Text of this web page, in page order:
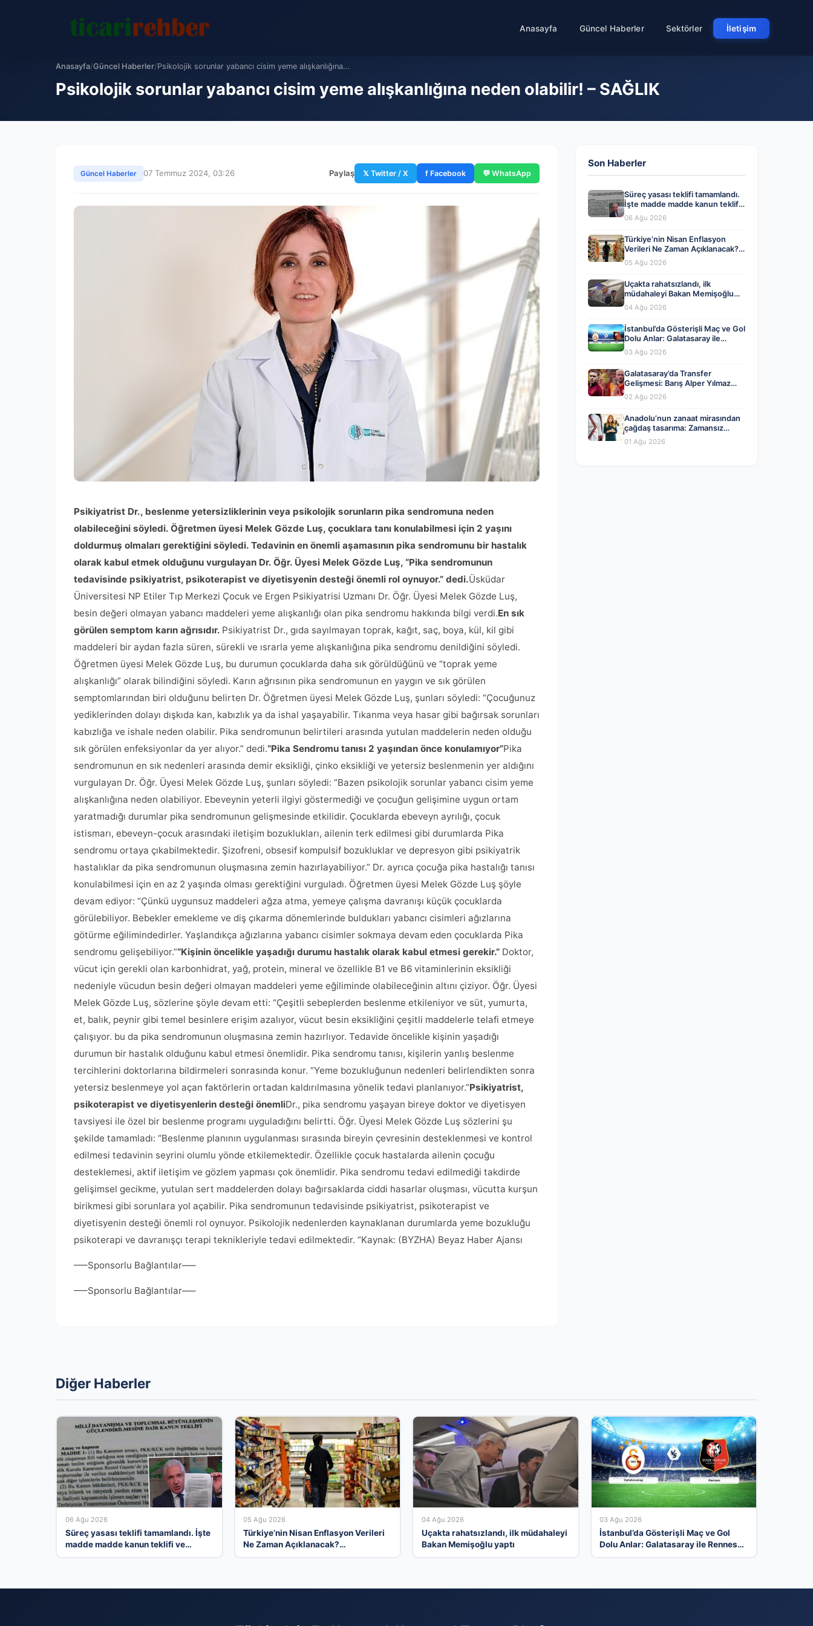
Anasayfa Güncel Haberler Sektörler İletişim
Anasayfa/Güncel Haberler/Psikolojik sorunlar yabancı cisim yeme alışkanlığına...
Psikolojik sorunlar yabancı cisim yeme alışkanlığına neden olabilir! – SAĞLIK
Güncel Haberler 07 Temmuz 2024, 03:26 Paylaş 𝕏 Twitter / X f Facebook 💬 WhatsApp
Psikiyatrist Dr., beslenme yetersizliklerinin veya psikolojik sorunların pika sendromuna neden
olabileceğini söyledi. Öğretmen üyesi Melek Gözde Luş, çocuklara tanı konulabilmesi için 2 yaşını
doldurmuş olmaları gerektiğini söyledi. Tedavinin en önemli aşamasının pika sendromunu bir hastalık
olarak kabul etmek olduğunu vurgulayan Dr. Öğr. Üyesi Melek Gözde Luş, “Pika sendromunun
tedavisinde psikiyatrist, psikoterapist ve diyetisyenin desteği önemli rol oynuyor.” dedi.Üsküdar
Üniversitesi NP Etiler Tıp Merkezi Çocuk ve Ergen Psikiyatrisi Uzmanı Dr. Öğr. Üyesi Melek Gözde Luş,
besin değeri olmayan yabancı maddeleri yeme alışkanlığı olan pika sendromu hakkında bilgi verdi.En sık
görülen semptom karın ağrısıdır. Psikiyatrist Dr., gıda sayılmayan toprak, kağıt, saç, boya, kül, kil gibi
maddeleri bir aydan fazla süren, sürekli ve ısrarla yeme alışkanlığına pika sendromu denildiğini söyledi.
Öğretmen üyesi Melek Gözde Luş, bu durumun çocuklarda daha sık görüldüğünü ve “toprak yeme
alışkanlığı” olarak bilindiğini söyledi. Karın ağrısının pika sendromunun en yaygın ve sık görülen
semptomlarından biri olduğunu belirten Dr. Öğretmen üyesi Melek Gözde Luş, şunları söyledi: “Çocuğunuz
yediklerinden dolayı dışkıda kan, kabızlık ya da ishal yaşayabilir. Tıkanma veya hasar gibi bağırsak sorunları
kabızlığa ve ishale neden olabilir. Pika sendromunun belirtileri arasında yutulan maddelerin neden olduğu
sık görülen enfeksiyonlar da yer alıyor.” dedi.“Pika Sendromu tanısı 2 yaşından önce konulamıyor”Pika
sendromunun en sık nedenleri arasında demir eksikliği, çinko eksikliği ve yetersiz beslenmenin yer aldığını
vurgulayan Dr. Öğr. Üyesi Melek Gözde Luş, şunları söyledi: “Bazen psikolojik sorunlar yabancı cisim yeme
alışkanlığına neden olabiliyor. Ebeveynin yeterli ilgiyi göstermediği ve çocuğun gelişimine uygun ortam
yaratmadığı durumlar pika sendromunun gelişmesinde etkilidir. Çocuklarda ebeveyn ayrılığı, çocuk
istismarı, ebeveyn-çocuk arasındaki iletişim bozuklukları, ailenin terk edilmesi gibi durumlarda Pika
sendromu ortaya çıkabilmektedir. Şizofreni, obsesif kompulsif bozukluklar ve depresyon gibi psikiyatrik
hastalıklar da pika sendromunun oluşmasına zemin hazırlayabiliyor.” Dr. ayrıca çocuğa pika hastalığı tanısı
konulabilmesi için en az 2 yaşında olması gerektiğini vurguladı. Öğretmen üyesi Melek Gözde Luş şöyle
devam ediyor: “Çünkü uygunsuz maddeleri ağza atma, yemeye çalışma davranışı küçük çocuklarda
görülebiliyor. Bebekler emekleme ve diş çıkarma dönemlerinde buldukları yabancı cisimleri ağızlarına
götürme eğilimindedirler. Yaşlandıkça ağızlarına yabancı cisimler sokmaya devam eden çocuklarda Pika
sendromu gelişebiliyor.”“Kişinin öncelikle yaşadığı durumu hastalık olarak kabul etmesi gerekir.” Doktor,
vücut için gerekli olan karbonhidrat, yağ, protein, mineral ve özellikle B1 ve B6 vitaminlerinin eksikliği
nedeniyle vücudun besin değeri olmayan maddeleri yeme eğiliminde olabileceğinin altını çiziyor. Öğr. Üyesi
Melek Gözde Luş, sözlerine şöyle devam etti: “Çeşitli sebeplerden beslenme etkileniyor ve süt, yumurta,
et, balık, peynir gibi temel besinlere erişim azalıyor, vücut besin eksikliğini çeşitli maddelerle telafi etmeye
çalışıyor. bu da pika sendromunun oluşmasına zemin hazırlıyor. Tedavide öncelikle kişinin yaşadığı
durumun bir hastalık olduğunu kabul etmesi önemlidir. Pika sendromu tanısı, kişilerin yanlış beslenme
tercihlerini doktorlarına bildirmeleri sonrasında konur. “Yeme bozukluğunun nedenleri belirlendikten sonra
yetersiz beslenmeye yol açan faktörlerin ortadan kaldırılmasına yönelik tedavi planlanıyor.”Psikiyatrist,
psikoterapist ve diyetisyenlerin desteği önemliDr., pika sendromu yaşayan bireye doktor ve diyetisyen
tavsiyesi ile özel bir beslenme programı uyguladığını belirtti. Öğr. Üyesi Melek Gözde Luş sözlerini şu
şekilde tamamladı: “Beslenme planının uygulanması sırasında bireyin çevresinin desteklenmesi ve kontrol
edilmesi tedavinin seyrini olumlu yönde etkilemektedir. Özellikle çocuk hastalarda ailenin çocuğu
desteklemesi, aktif iletişim ve gözlem yapması çok önemlidir. Pika sendromu tedavi edilmediği takdirde
gelişimsel gecikme, yutulan sert maddelerden dolayı bağırsaklarda ciddi hasarlar oluşması, vücutta kurşun
birikmesi gibi sorunlara yol açabilir. Pika sendromunun tedavisinde psikiyatrist, psikoterapist ve
diyetisyenin desteği önemli rol oynuyor. Psikolojik nedenlerden kaynaklanan durumlarda yeme bozukluğu
psikoterapi ve davranışçı terapi teknikleriyle tedavi edilmektedir. “Kaynak: (BYZHA) Beyaz Haber Ajansı
—–Sponsorlu Bağlantılar—–
—–Sponsorlu Bağlantılar—–
Son Haberler
Süreç yasası teklifi tamamlandı.
İşte madde madde kanun teklifi
ve gerekçelerinin tam metni
06 Ağu 2026
Türkiye’nin Nisan Enflasyon
Verileri Ne Zaman Açıklanacak?
Ekonomistlerin Tahminleri ve
Beklentiler
05 Ağu 2026
Uçakta rahatsızlandı, ilk
müdahaleyi Bakan Memişoğlu
yaptı
04 Ağu 2026
İstanbul’da Gösterişli Maç ve Gol
Dolu Anlar: Galatasaray ile
Rennes Berabere Kaldı
03 Ağu 2026
Galatasaray’da Transfer
Gelişmesi: Barış Alper Yılmaz
Ayrılığı mı Yaklaşıyor?
02 Ağu 2026
Anadolu’nun zanaat mirasından
çağdaş tasarıma: Zamansız
tasarımın kodlarına yolculuk
01 Ağu 2026
Diğer Haberler
06 Ağu 2026
Süreç yasası teklifi tamamlandı. İşte
madde madde kanun teklifi ve
05 Ağu 2026
Türkiye’nin Nisan Enflasyon Verileri
Ne Zaman Açıklanacak?
04 Ağu 2026
Uçakta rahatsızlandı, ilk müdahaleyi
Bakan Memişoğlu yaptı
03 Ağu 2026
İstanbul’da Gösterişli Maç ve Gol
Dolu Anlar: Galatasaray ile Rennes